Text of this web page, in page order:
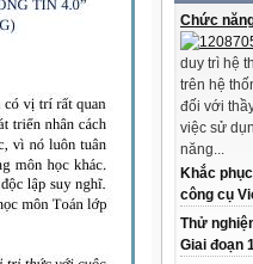
Chức
duy trì hệ
trên hệ
đối với
việc sử
năng...
Khắc
công cụ
Thử
Giai đoạn